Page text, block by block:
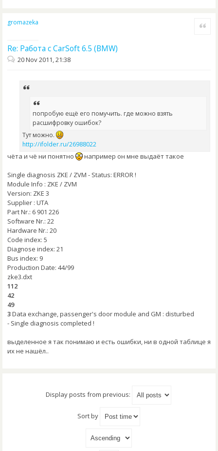
gromazeka
Re: Работа с CarSoft 6.5 (BMW)
Quote
20 Nov 2011, 21:38
попробую ещё его помучить. где можно взять
расшифровку ошибок?
Тут можно.
http://ifolder.ru/26988022
чёта и чё ни понятно например он мне выдаёт такое
Single diagnosis ZKE / ZVM - Status: ERROR !
Module Info : ZKE / ZVM
Version: ZKE 3
Supplier : UTA
Part Nr.: 6 901 226
Software Nr.: 22
Hardware Nr.: 20
Code index: 5
Diagnose index: 21
Bus index: 9
Production Date: 44/99
zke3.dxt
112
42
49
3Data exchange, passenger's door module and GM : disturbed
- Single diagnosis completed !
выделенное я так понимаю и есть ошибки, ни в одной таблице я
их не нашёл..
Display posts from previous:
Sort by